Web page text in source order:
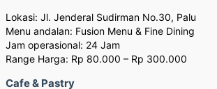
Lokasi: Jl. Jenderal Sudirman No.30, Palu
Menu andalan: Fusion Menu & Fine Dining
Jam operasional: 24 Jam
Range Harga: Rp 80.000 – Rp 300.000
Cafe & Pastry